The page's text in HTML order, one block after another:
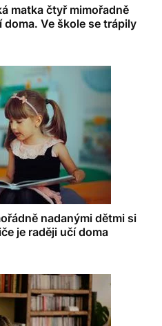
matka čtyř mimořadně
Ve škole se trápily
nadanými dětmi si
je raději učí doma